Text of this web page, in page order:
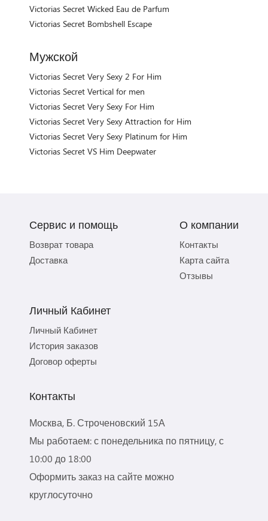
Victorias Secret Wicked Eau de Parfum
Victorias Secret Bombshell Escape
Мужской
Victorias Secret Very Sexy 2 For Him
Victorias Secret Vertical for men
Victorias Secret Very Sexy For Him
Victorias Secret Very Sexy Attraction for Him
Victorias Secret Very Sexy Platinum for Him
Victorias Secret VS Him Deepwater
Сервис и помощь
Возврат товара
Доставка
О компании
Контакты
Карта сайта
Отзывы
Личный Кабинет
Личный Кабинет
История заказов
Договор оферты
Контакты
Москва, Б. Строченовский 15А
Мы работаем: с понедельника по пятницу, с
10:00 до 18:00
Оформить заказ на сайте можно
круглосуточно